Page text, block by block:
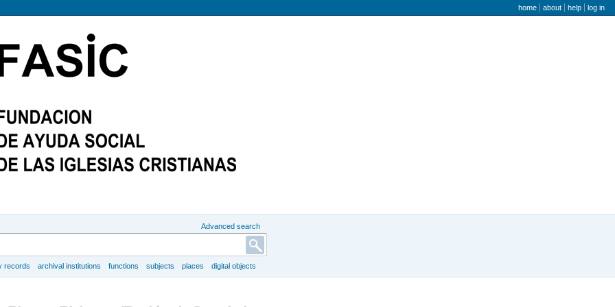
user menu
home about help log in
Advanced search
records archival institutions functions subjects places digital objects